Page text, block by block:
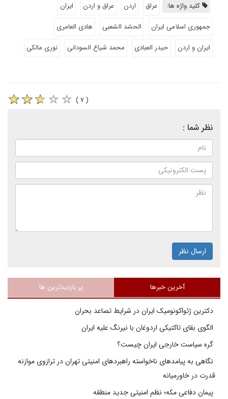
کلید واژه ها: عراق اردن عراق و اردن
ایران
جمهوری اسلامی ایران
الحشد الشعبی
هادی العامری
ایران و اردن
حیدر العبادی محمد شیاع السودانی نوری مالکی
( ۷ )
نظر شما :
ارسال نظر
آخرین خبرها پر بازدیدترین ها
دکترین ژئواکونومیک ایران در شرایط تصاعد بحران
الگوی بقای تاکتیکی اردوغان با نیرنگ علیه ایران
گره سیاست خارجی ایران چیست؟
نگاهی به پیامدهای ناخواسته راهبردهای امنیتی تهران در ترازوی موازنه
قدرت در خاورمیانه
پیمان دفاعی مکه؛ نظم امنیتی جدید منطقه